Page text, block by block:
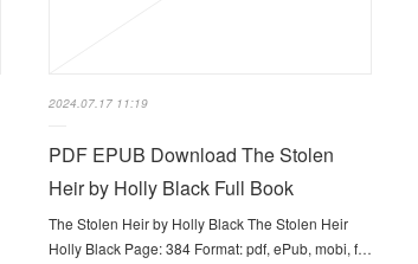
2024.07.17 11:19
PDF EPUB Download The Stolen
Heir by Holly Black Full Book
The Stolen Heir by Holly Black The Stolen Heir
Holly Black Page: 384 Format: pdf, ePub, mobi, f…